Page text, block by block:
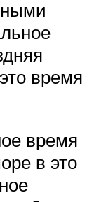
время
время
в это